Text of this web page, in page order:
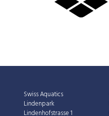
Swiss Aquatics
Lindenpark
Lindenhofstrasse 1